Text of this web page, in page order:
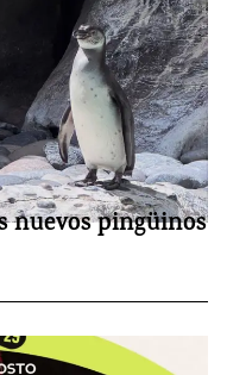
nuevos pingüinos